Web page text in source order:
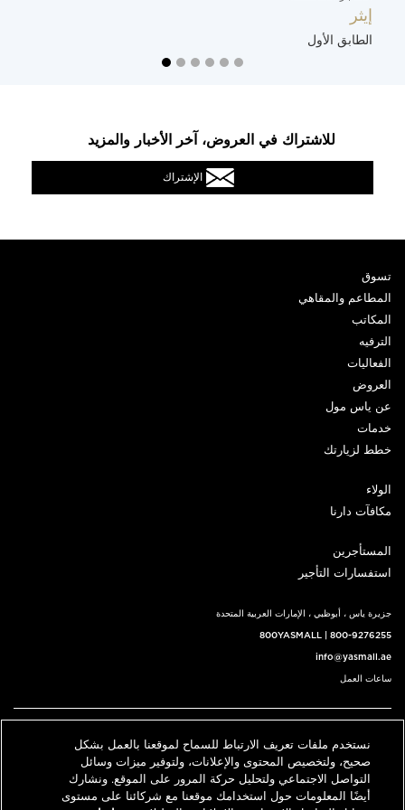
إيثر
الطابق الأول
للاشتراك في العروض، آخر الأخبار والمزيد
الإشتراك
تسوق
المطاعم والمقاهي
المكاتب
الترفيه
الفعاليات
العروض
عن ياس مول
خدمات
خطط لزيارتك
الولاء
مكافآت دارنا
المستأجرين
استفسارات التأجير
جزيرة ياس ، أبوظبي ، الإمارات العربية المتحدة
800YASMALL 800-9276255
info@yasmall.ae
ساعات العمل
English حدد موقعنا اتصل بنا
نستخدم ملفات تعريف الارتباط للسماح لموقعنا بالعمل بشكل
صحيح، ولتخصيص المحتوى والإعلانات، ولتوفير ميزات وسائل
التواصل الاجتماعي ولتحليل حركة المرور على الموقع. ونشارك
أيضًا المعلومات حول استخدامك موقعنا مع شركائنا على مستوى